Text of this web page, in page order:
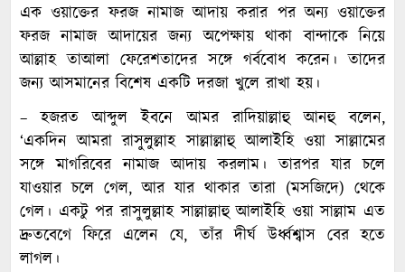
এক ওয়াক্তের ফরজ নামাজ আদায় করার পর অন্য ওয়াক্তের
ফরজ নামাজ আদায়ের জন্য অপেক্ষায় থাকা বান্দাকে নিয়ে
আল্লাহ তাআলা ফেরেশতাদের সঙ্গে গর্ববোধ করেন। তাদের
জন্য আসমানের বিশেষ একটি দরজা খুলে রাখা হয়।
– হজরত আব্দুল ইবনে আমর রাদিয়াল্লাহু আনহু বলেন,
‘একদিন আমরা রাসুলুল্লাহ সাল্লাল্লাহু আলাইহি ওয়া সাল্লামের
সঙ্গে মাগরিবের নামাজ আদায় করলাম। তারপর যার চলে
যাওয়ার চলে গেল, আর যার থাকার তারা (মসজিদে) থেকে
গেল। একটু পর রাসুলুল্লাহ সাল্লাল্লাহু আলাইহি ওয়া সাল্লাম এত
দ্রুতবেগে ফিরে এলেন যে, তাঁর দীর্ঘ উর্ধ্বশ্বাস বের হতে
লাগল।